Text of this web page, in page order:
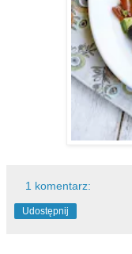
1 komentarz:
Udostępnij